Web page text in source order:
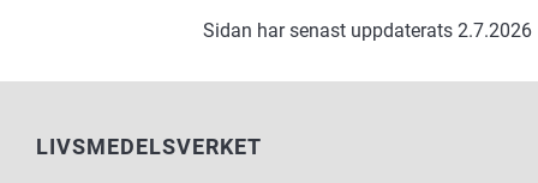
Sidan har senast uppdaterats 2.7.2026
LIVSMEDELSVERKET